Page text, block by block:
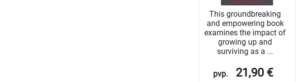
This groundbreaking
and empowering book
examines the impact of
growing up and
surviving as a ...
pvp. 21,90 €